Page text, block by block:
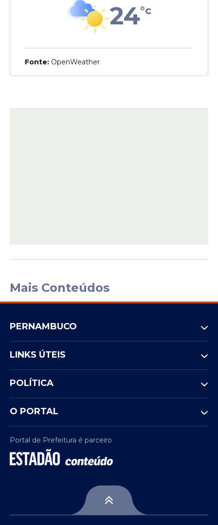
24°c
Fonte: OpenWeather
Mais Conteúdos
PERNAMBUCO
LINKS ÚTEIS
POLÍTICA
O PORTAL
Portal de Prefeitura é parceiro